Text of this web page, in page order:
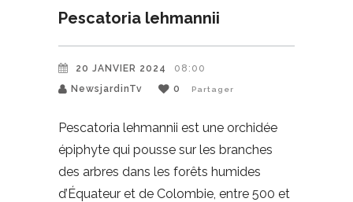
Pescatoria lehmannii
20 JANVIER 2024
08:00
NewsjardinTv
0 Partager
Pescatoria lehmannii est une orchidée
épiphyte qui pousse sur les branches
des arbres dans les forêts humides
d’Équateur et de Colombie, entre 500 et